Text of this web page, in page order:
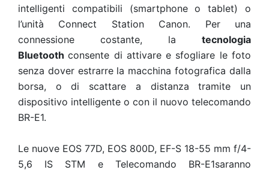
intelligenti compatibili (smartphone o tablet) o
l’unità Connect Station Canon. Per una
connessione costante, la tecnologia
Bluetoothconsente di attivare e sfogliare le foto
senza dover estrarre la macchina fotografica dalla
borsa, o di scattare a distanza tramite un
dispositivo intelligente o con il nuovo telecomando
BR-E1.
Le nuove EOS 77D, EOS 800D, EF-S 18-55 mm f/4-
5,6 IS STM e Telecomando BR-E1saranno